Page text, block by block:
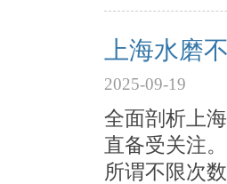
上海水磨
2025-09-19
全面剖析上
直备受关注
所谓不限次